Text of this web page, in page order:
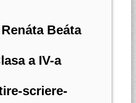
Beáta
a IV-a
scriere-